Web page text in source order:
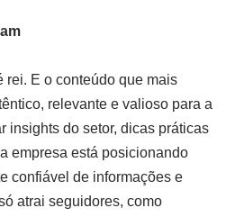
rei. E o conteúdo que mais
relevante e valioso para a
insights do setor, dicas práticas
empresa está posicionando
confiável de informações e
atrai seguidores, como